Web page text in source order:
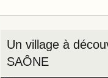
Un village à
SAÔNE